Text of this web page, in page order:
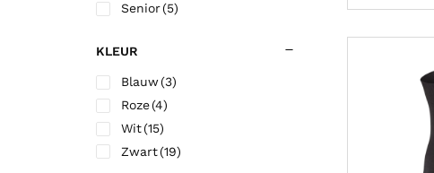
Senior(5)
KLEUR
Blauw(3)
Roze(4)
Wit(15)
Zwart(19)